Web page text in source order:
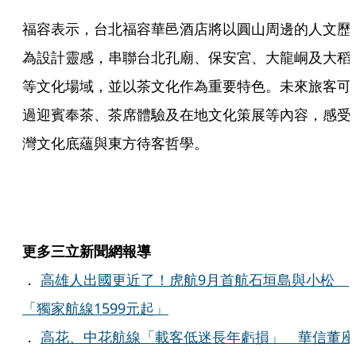
福容表示，台北福容華邑酒店將以圓山周邊的人文歷
為設計靈感，串聯台北孔廟、保安宮、大龍峒及大稻
等文化場域，並以茶文化作為重要特色。未來旅客可
過迎賓奉茶、茶席體驗及在地文化策展等內容，感受
灣文化底蘊與東方待客哲學。
更多三立新聞網報導
． 高雄人出國更近了！虎航9月首航石垣島與小松
「獨家航線1599元起」
． 高花、中花航線「載客低迷長年虧損」 華信董座